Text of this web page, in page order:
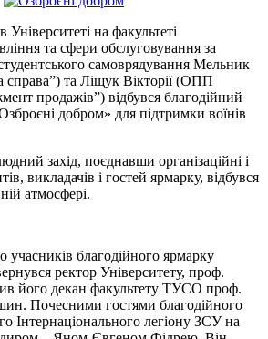
на факультеті
та сфери обслуговування за
самоврядування Мельник
та Ліщук Вікторії (ОПП
продажів”) відбувся благодійний
добром» для підтримки воїнів
захід, поєднавши організаційні і
викладачів і гостей ярмарку, відбувся
атмосфері.
учасників благодійного ярмарку
ректор Університету, проф.
його декан факультету ТУСО проф.
Почесними гостями благодійного
Інтернаціонального легіону ЗСУ на